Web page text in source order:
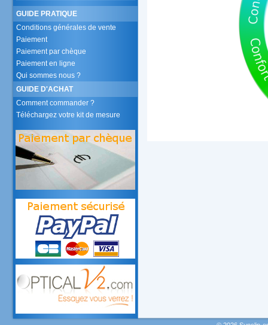
GUIDE PRATIQUE
Conditions générales de vente
Paiement
Paiement par chèque
Paiement en ligne
Qui sommes nous ?
GUIDE D'ACHAT
Comment commander ?
Téléchargez votre kit de mesure